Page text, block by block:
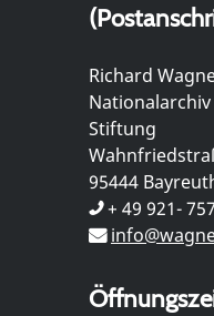
Richard
Stiftung
95444
+ 49 921-